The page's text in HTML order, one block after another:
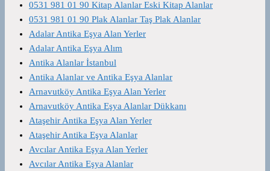
0531 981 01 90 Kitap Alanlar Eski Kitap Alanlar
0531 981 01 90 Plak Alanlar Taş Plak Alanlar
Adalar Antika Eşya Alan Yerler
Adalar Antika Eşya Alım
Antika Alanlar İstanbul
Antika Alanlar ve Antika Eşya Alanlar
Arnavutköy Antika Eşya Alan Yerler
Arnavutköy Antika Eşya Alanlar Dükkanı
Ataşehir Antika Eşya Alan Yerler
Ataşehir Antika Eşya Alanlar
Avcılar Antika Eşya Alan Yerler
Avcılar Antika Eşya Alanlar